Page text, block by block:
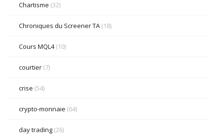
Chartisme (32)
Chroniques du Screener TA (18)
Cours MQL4(10)
courtier (7)
crise (54)
crypto-monnaie (64)
day trading (26)